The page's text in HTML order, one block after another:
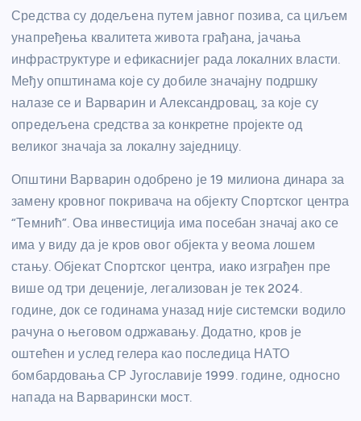
Средства су додељена путем јавног позива, са циљем
унапређења квалитета живота грађана, јачања
инфраструктуре и ефикаснијег рада локалних власти.
Међу општинама које су добиле значајну подршку
налазе се и Варварин и Александровац, за које су
опредељена средства за конкретне пројекте од
великог значаја за локалну заједницу.
Општини Варварин одобрено је 19 милиона динара за
замену кровног покривача на објекту Спортског центра
“Темнић”. Ова инвестиција има посебан значај ако се
има у виду да је кров овог објекта у веома лошем
стању. Објекат Спортског центра, иако изграђен пре
више од три деценије, легализован је тек 2024.
године, док се годинама уназад није системски водило
рачуна о његовом одржавању. Додатно, кров је
оштећен и услед гелера као последица НАТО
бомбардовања СР Југославије 1999. године, односно
напада на Варварински мост.